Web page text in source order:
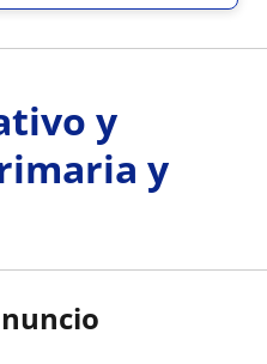
y
y